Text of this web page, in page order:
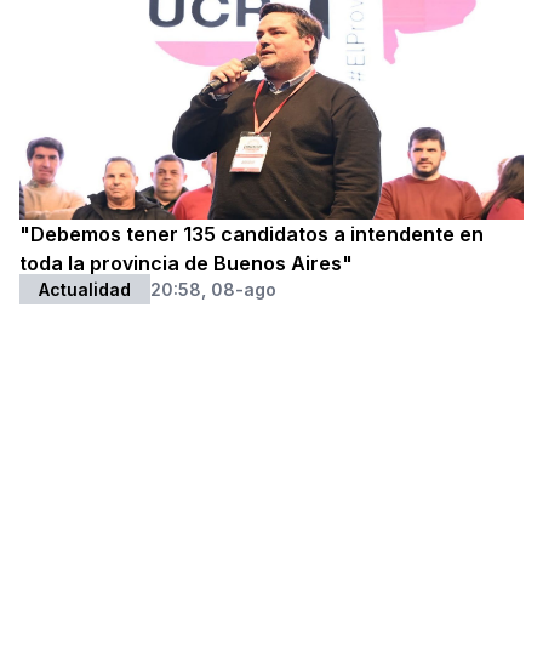
"Debemos tener 135 candidatos a intendente en
toda la provincia de Buenos Aires"
Actualidad 20:58, 08-ago